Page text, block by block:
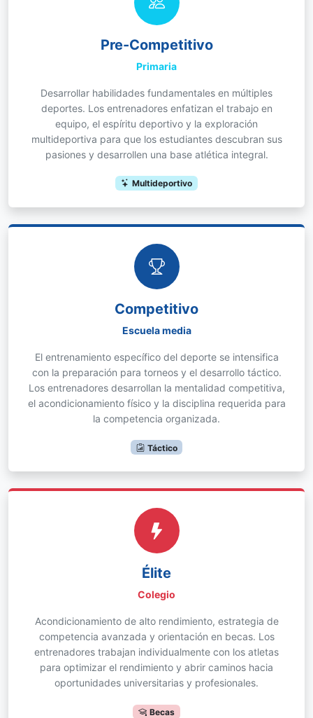
Pre-Competitivo
Primaria
Desarrollar habilidades fundamentales en múltiples
deportes. Los entrenadores enfatizan el trabajo en
equipo, el espíritu deportivo y la exploración
multideportiva para que los estudiantes descubran sus
pasiones y desarrollen una base atlética integral.
Multideportivo
Competitivo
Escuela media
El entrenamiento específico del deporte se intensifica
con la preparación para torneos y el desarrollo táctico.
Los entrenadores desarrollan la mentalidad competitiva,
el acondicionamiento físico y la disciplina requerida para
la competencia organizada.
Táctico
Élite
Colegio
Acondicionamiento de alto rendimiento, estrategia de
competencia avanzada y orientación en becas. Los
entrenadores trabajan individualmente con los atletas
para optimizar el rendimiento y abrir caminos hacia
oportunidades universitarias y profesionales.
Becas